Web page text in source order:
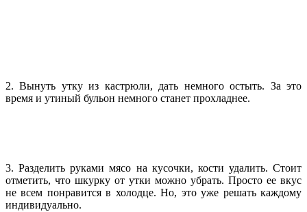
2. Вынуть утку из кастрюли, дать немного остыть. За это
время и утиный бульон немного станет прохладнее.
3. Разделить руками мясо на кусочки, кости удалить. Стоит
отметить, что шкурку от утки можно убрать. Просто ее вкус
не всем понравится в холодце. Но, это уже решать каждому
индивидуально.